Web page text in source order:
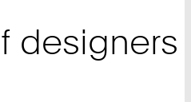
designers